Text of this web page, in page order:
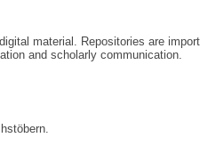
material. Repositories are
and scholarly communication.